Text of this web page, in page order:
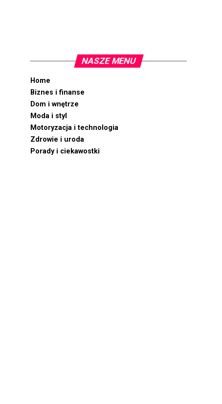
NASZE MENU
Home
Biznes i finanse
Dom i wnętrze
Moda i styl
Motoryzacja i technologia
Zdrowie i uroda
Porady i ciekawostki